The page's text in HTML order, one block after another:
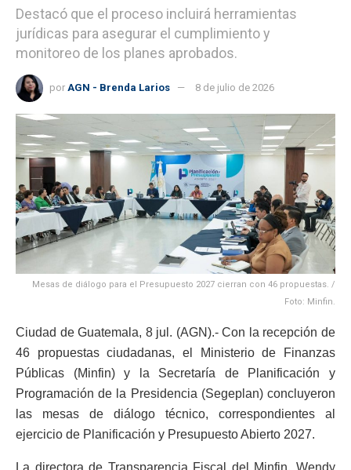
Destacó que el proceso incluirá herramientas
jurídicas para asegurar el cumplimiento y
monitoreo de los planes aprobados.
por AGN - Brenda Larios 8 de julio de 2026
Mesas de diálogo para el Presupuesto 2027 cierran con 46 propuestas. /
Foto: Minfin.
Ciudad de Guatemala, 8 jul. (AGN).- Con la recepción de
46 propuestas ciudadanas, el Ministerio de Finanzas
Públicas (Minfin) y la Secretaría de Planificación y
Programación de la Presidencia (Segeplan) concluyeron
las mesas de diálogo técnico, correspondientes al
ejercicio de Planificación y Presupuesto Abierto 2027.
La directora de Transparencia Fiscal del Minfin, Wendy